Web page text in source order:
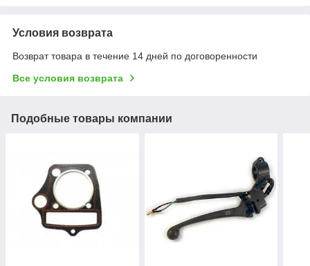
Условия возврата
Возврат товара в течение 14 дней по договоренности
Все условия возврата
Подобные товары компании